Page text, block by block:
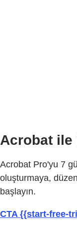
Acrobat ile
Acrobat Pro'yu 7
oluşturmaya,
başlayın.
CTA {{start-free-